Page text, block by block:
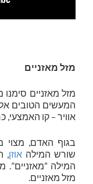
מזל מאזניים
מזל מאזניים
המעשים הטובים
אוויר – קו האמצעי,
בגוף האדם, מצוי
שורש המילה אוזן,
המילה
מזל מאזניים.